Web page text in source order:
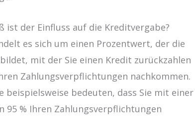
ist der Einfluss auf die Kreditvergabe?
es sich um einen Prozentwert, der die
mit der Sie einen Kredit zurückzahlen
Zahlungsverpflichtungen nachkommen.
beispielsweise bedeuten, dass Sie mit einer
95 % Ihren Zahlungsverpflichtungen